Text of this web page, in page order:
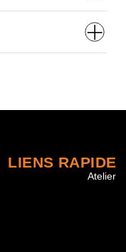
€499,00.
LIENS RAPIDE
Atelier